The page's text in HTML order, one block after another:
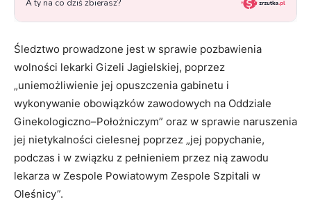
Śledztwo prowadzone jest w sprawie pozbawienia
wolności lekarki Gizeli Jagielskiej, poprzez
„uniemożliwienie jej opuszczenia gabinetu i
wykonywanie obowiązków zawodowych na Oddziale
Ginekologiczno–Położniczym” oraz w sprawie naruszenia
jej nietykalności cielesnej poprzez „jej popychanie,
podczas i w związku z pełnieniem przez nią zawodu
lekarza w Zespole Powiatowym Zespole Szpitali w
Oleśnicy”.